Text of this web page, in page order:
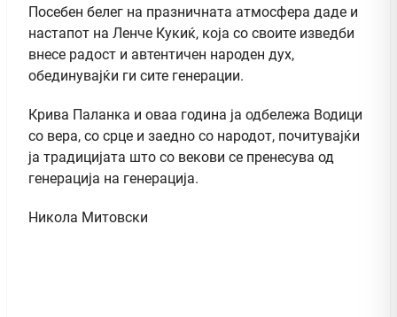
Посебен белег на празничната атмосфера даде и
настапот на Ленче Кукиќ, која со своите изведби
внесе радост и автентичен народен дух,
обединувајќи ги сите генерации.
Крива Паланка и оваа година ја одбележа Водици
со вера, со срце и заедно со народот, почитувајќи
ја традицијата што со векови се пренесува од
генерација на генерација.
Никола Митовски